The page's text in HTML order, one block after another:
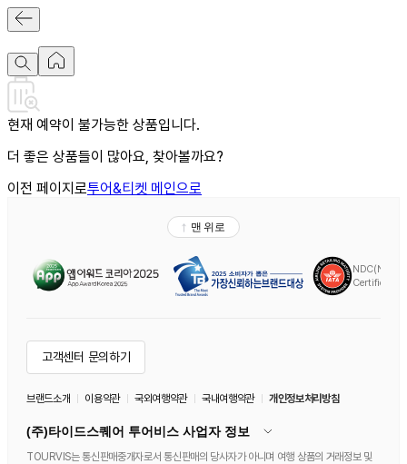
현재 예약이 불가능한 상품입니다.
더 좋은 상품들이 많아요, 찾아볼까요?
이전 페이지로투어&티켓 메인으로